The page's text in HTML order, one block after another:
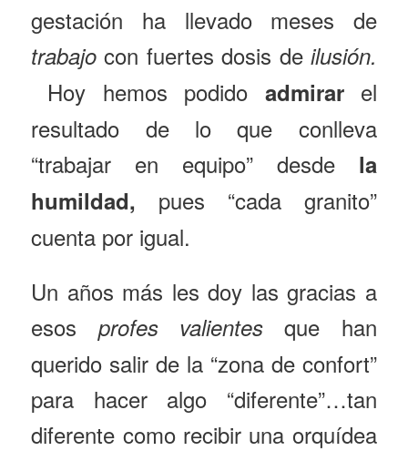
gestación ha llevado meses de
trabajo con fuertes dosis deilusión.
Hoy hemos podido admirarel
resultado de lo que conlleva
“trabajar en equipo” desde la
humildad, pues “cada granito”
cuenta por igual.
Un años más les doy las gracias a
esos profes valientes que han
querido salir de la “zona de confort”
para hacer algo “diferente”…tan
diferente como recibir una orquídea